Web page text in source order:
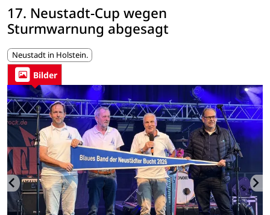
17. Neustadt-Cup wegen
Sturmwarnung abgesagt
Neustadt in Holstein.
Bilder